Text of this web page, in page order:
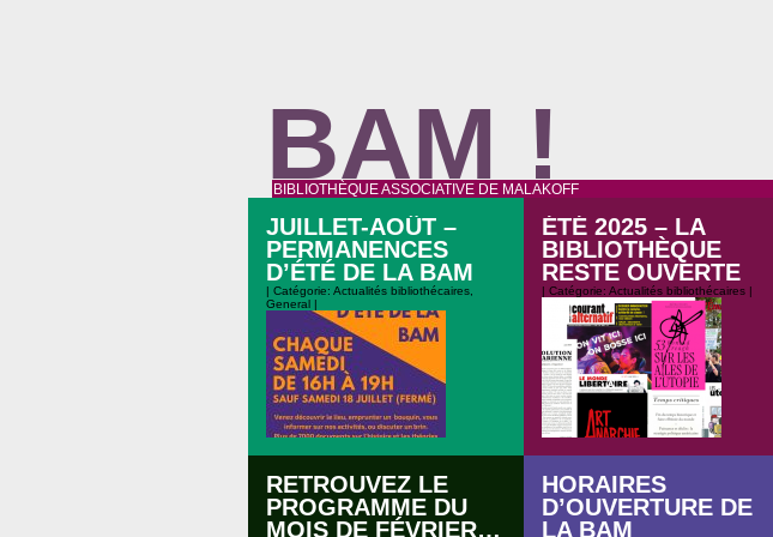
BAM !
BIBLIOTHÈQUE ASSOCIATIVE DE MALAKOFF
JUILLET-AOÛT –
PERMANENCES
D’ÉTÉ DE LA BAM
| Catégorie: Actualités bibliothécaires
General |
ÉTÉ 2025 – LA
BIBLIOTHÈQUE
RESTE OUVERTE
| Catégorie: Actualités bibliothécaires |
Cet été, la bibliothèque associative
de Malakoff reste ouverte les
samedis après-midi entre 16h à 19h.
RETROUVEZ LE
PROGRAMME DU
MOIS DE FÉVRIER…
HORAIRES
D’OUVERTURE DE
LA BAM